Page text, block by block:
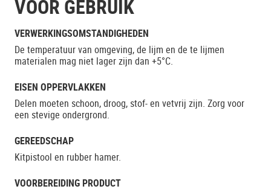
VOOR GEBRUIK
VERWERKINGSOMSTANDIGHEDEN
De temperatuur van omgeving, de lijm en de te lijmen
materialen mag niet lager zijn dan +5°C.
EISEN OPPERVLAKKEN
Delen moeten schoon, droog, stof- en vetvrij zijn. Zorg voor
een stevige ondergrond.
GEREEDSCHAP
Kitpistool en rubber hamer.
VOORBEREIDING PRODUCT